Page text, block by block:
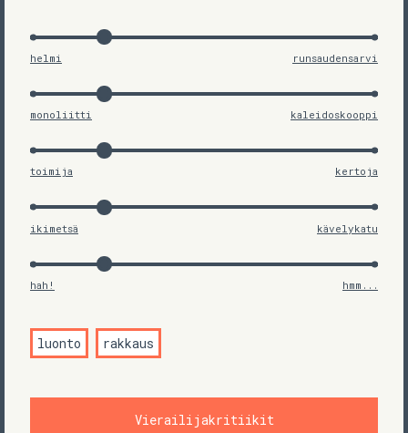
helmi runsaudensarvi
monoliitti kaleidoskooppi
toimija kertoja
ikimetsä kävelykatu
hah! hmm...
luonto rakkaus
Vierailijakritiikit